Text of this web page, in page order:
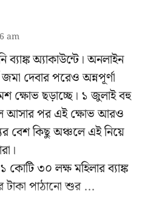
am
অ্যাকাউন্টে। অনলাইন
দেবার পরেও অন্নপূর্ণা
ক্ষোভ ছড়াচ্ছে। ১ জুলাই বহু
আসার পর এই ক্ষোভ আরও
বেশ কিছু অঞ্চলে এই নিয়ে
কোটি ৩০ লক্ষ মহিলার ব্যাঙ্ক
টাকা পাঠানো শুর ...